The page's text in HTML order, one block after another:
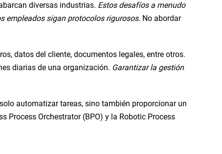
diversas industrias. Estos desafíos a menudo
empleados sigan protocolos rigurosos. No abordar
datos del cliente, documentos legales, entre otros.
diarias de una organización. Garantizar la gestión
automatizar tareas, sino también proporcionar un
Process Orchestrator (BPO) y la Robotic Process